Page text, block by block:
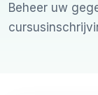
Beheer uw